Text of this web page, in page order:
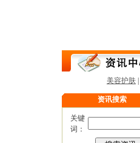
美容护肤
资讯搜索
关键
词：